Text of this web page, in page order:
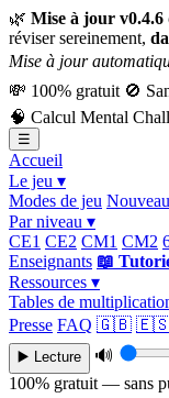
🌿 Mise à jour v0.4.6
réviser sereinement,
Mise à jour
💸 100% gratuit 🚫
🧠 Calcul Mental
☰
Accueil
Le jeu ▾
Modes de jeu
Par niveau ▾
CE1 CE2 CM1 CM2
Enseignants 📖
Ressources ▾
Tables de
Presse FAQ 🇬🇧
▶️ Lecture
🔊
100% gratuit — sans